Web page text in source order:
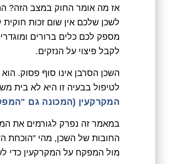
אז מה אומר החוק במצב הזה?
לשכן שלכם אין שום זכות
מספק לכם כלים ברורים
לקבל פיצוי על הנזקים.
השכן הסרבן אינו סוף פסוק.
לטיפול בבעיה זו היא לא בית
המקרקעין (המכונה גם
במאמר זה נפרק לגורמים את
החובות של השכן, מהי "הוכחת
מול המפקח על המקרקעין כדי